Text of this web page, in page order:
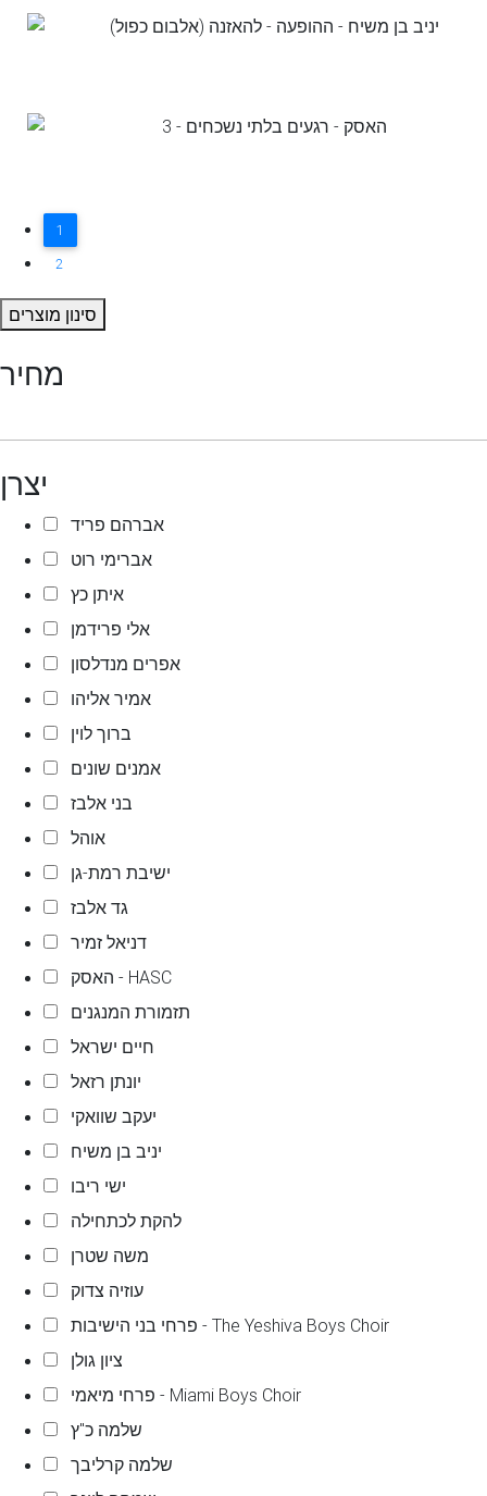
1
2
סינון מוצרים
מחיר
יצרן
אברהם פריד
אברימי רוט
איתן כץ
אלי פרידמן
אפרים מנדלסון
אמיר אליהו
ברוך לוין
אמנים שונים
בני אלבז
אוהל
ישיבת רמת-גן
גד אלבז
דניאל זמיר
האסק - HASC
תזמורת המנגנים
חיים ישראל
יונתן רזאל
יעקב שוואקי
יניב בן משיח
ישי ריבו
להקת לכתחילה
משה שטרן
עוזיה צדוק
פרחי בני הישיבות - The Yeshiva Boys Choir
ציון גולן
פרחי מיאמי - Miami Boys Choir
שלמה כ"ץ
שלמה קרליבך